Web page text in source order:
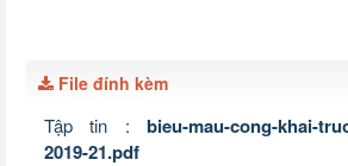
File đính kèm
Tập tin : bieu-mau-cong-khai-
2019-21.pdf